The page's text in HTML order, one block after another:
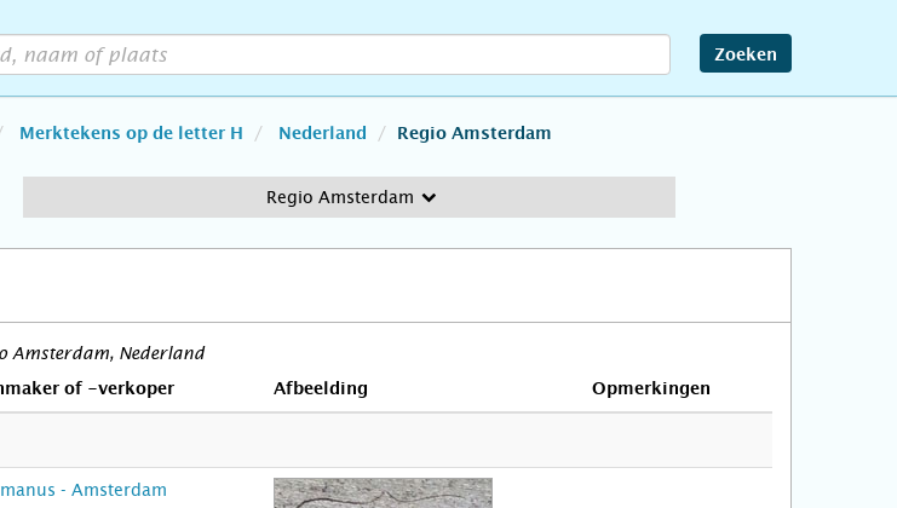
Zoeken
Merktekens op de letter H Nederland Regio Amsterdam
Regio Amsterdam
Amsterdam, Nederland
of -verkoper Afbeelding Opmerkingen
- Amsterdam